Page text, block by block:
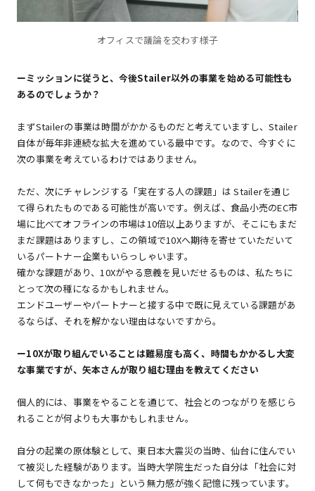
オフィスで議論を交わす様子
ーミッションに従うと、今後Stailer以外の事業を始める可能性も
あるのでしょうか？
まずStailerの事業は時間がかかるものだと考えていますし、Stailer
自体が毎年非連続な拡大を進めている最中です。なので、今すぐに
次の事業を考えているわけではありません。
ただ、次にチャレンジする「実在する人の課題」は Stailerを通じ
て得られたものである可能性が高いです。例えば、食品小売のEC市
場に比べてオフラインの市場は10倍以上ありますが、そこにもまだ
まだ課題はありますし、この領域で10Xへ期待を寄せていただいて
いるパートナー企業もいらっしゃいます。
確かな課題があり、10Xがやる意義を見いだせるものは、私たちに
とって次の種になるかもしれません。
エンドユーザーやパートナーと接する中で既に見えている課題があ
るならば、それを解かない理由はないですから。
ー10Xが取り組んでいることは難易度も高く、時間もかかるし大変
な事業ですが、矢本さんが取り組む理由を教えてください
個人的には、事業をやることを通じて、社会とのつながりを感じら
れることが何よりも大事かもしれません。
自分の起業の原体験として、東日本大震災の当時、仙台に住んでい
て被災した経験があります。当時大学院生だった自分は「社会に対
して何もできなかった」という無力感が強く記憶に残っています。